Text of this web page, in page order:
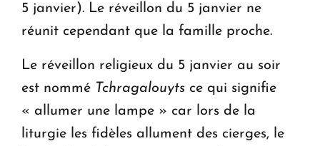
5 janvier). Le réveillon du 5 janvier ne
réunit cependant que la famille proche.
Le réveillon religieux du 5 janvier au soir
est nommé Tchragalouyts ce qui signifie
« allumer une lampe » car lors de la
liturgie les fidèles allument des cierges, le